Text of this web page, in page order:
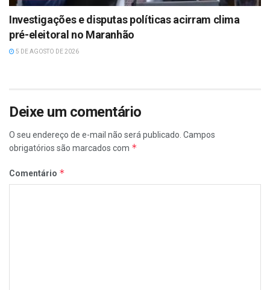
Investigações e disputas políticas acirram clima
pré-eleitoral no Maranhão
5 DE AGOSTO DE 2026
Deixe um comentário
O seu endereço de e-mail não será publicado. Campos
obrigatórios são marcados com *
Comentário *